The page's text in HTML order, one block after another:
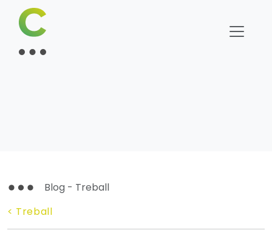
Blog - Treball
< Treball